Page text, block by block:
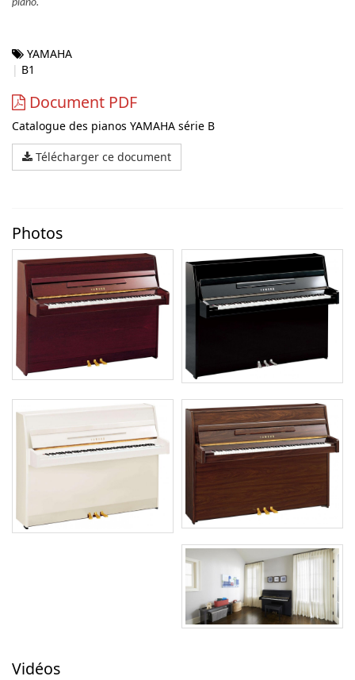
YAMAHA
B1
Document PDF
Catalogue des pianos YAMAHA série B
Télécharger ce document
Photos
Vidéos